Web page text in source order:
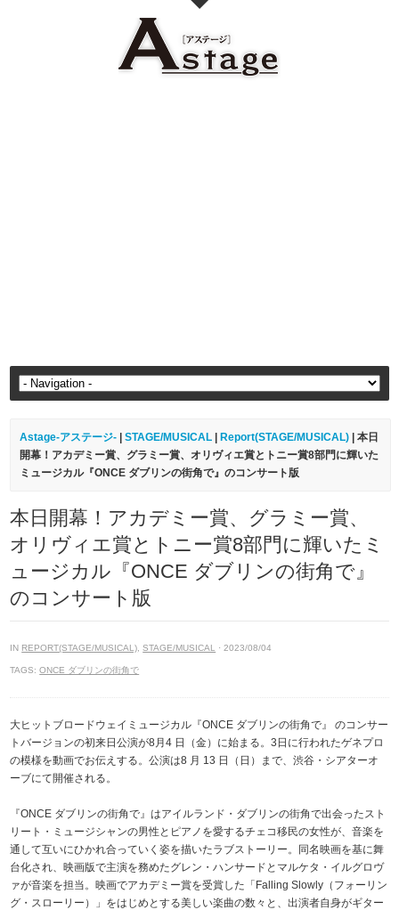
Astage-アステージ- |STAGE/MUSICAL Report(STAGE/MUSICAL) | 本日
開幕！アカデミー賞、グラミー賞、オリヴィエ賞とトニー賞8部門に輝いた
ミュージカル『ONCE ダブリンの街角で』のコンサート版
本日開幕！アカデミー賞、グラミー賞、
オリヴィエ賞とトニー賞8部門に輝いたミ
ュージカル『ONCE ダブリンの街角で』
のコンサート版
IN REPORT(STAGE/MUSICAL) ,STAGE/MUSICAL · 2023/08/04
TAGS:ONCE ダブリンの街角で
大ヒットブロードウェイミュージカル『ONCE ダブリンの街角で』 のコンサー
トバージョンの初来日公演が8月4 日（金）に始まる。3日に行われたゲネプロ
の模様を動画でお伝えする。公演は8 月 13 日（日）まで、渋谷・シアターオ
ーブにて開催される。
『ONCE ダブリンの街角で』はアイルランド・ダブリンの街角で出会ったスト
リート・ミュージシャンの男性とピアノを愛するチェコ移民の女性が、音楽を
通して互いにひかれ合っていく姿を描いたラブストーリー。同名映画を基に舞
台化され、映画版で主演を務めたグレン・ハンサードとマルケタ・イルグロヴ
ァが音楽を担当。映画でアカデミー賞を受賞した「Falling Slowly（フォーリン
グ・スローリー）」をはじめとする美しい楽曲の数々と、出演者自身がギター